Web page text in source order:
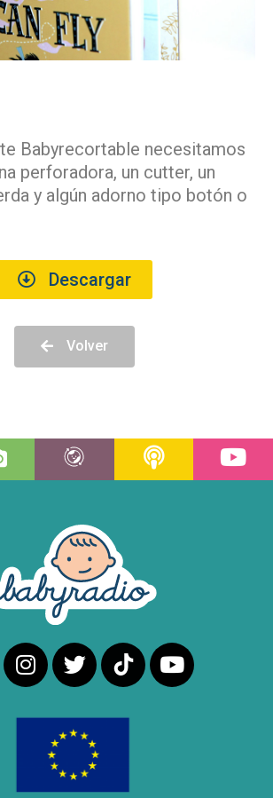
Babyrecortable necesitamos
perforadora, un cutter, un
y algún adorno tipo botón o
Descargar
Volver